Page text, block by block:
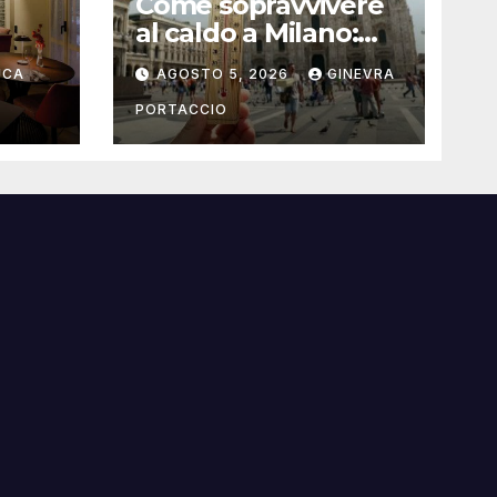
al caldo a Milano:
consigli pratici
AGOSTO 5, 2026 GINEVRA
PORTACCIO